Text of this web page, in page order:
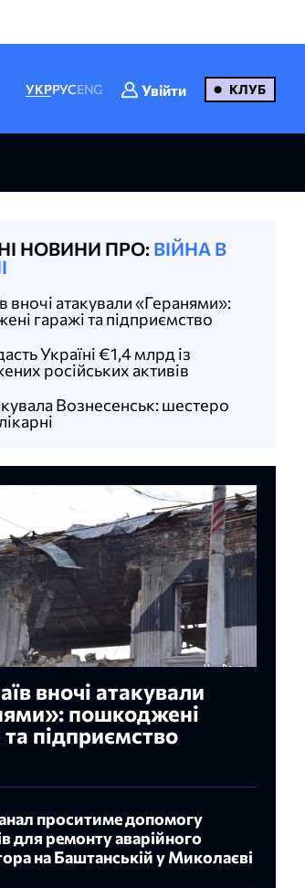
УКРРУСENG Увійти КЛУБ
НОВИНИ ПРО: ВІЙНА В
вночі атакували «Геранями»:
гаражі та підприємство
Україні €1,4 млрд із
російських активів
Вознесенськ: шестеро
вночі атакували
пошкоджені
та підприємство
проситиме допомогу
для ремонту аварійного
на Баштанській у Миколаєві